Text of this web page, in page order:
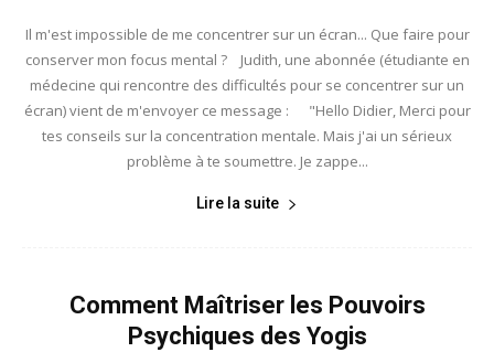
Il m'est impossible de me concentrer sur un écran... Que faire pour
conserver mon focus mental ? Judith, une abonnée (étudiante en
médecine qui rencontre des difficultés pour se concentrer sur un
écran) vient de m'envoyer ce message : "Hello Didier, Merci pour
tes conseils sur la concentration mentale. Mais j'ai un sérieux
problème à te soumettre. Je zappe...
Lire la suite
Comment Maîtriser les Pouvoirs
Psychiques des Yogis